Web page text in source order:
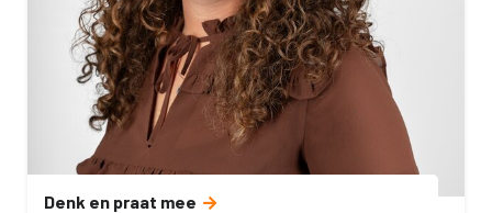
Denk en praat mee